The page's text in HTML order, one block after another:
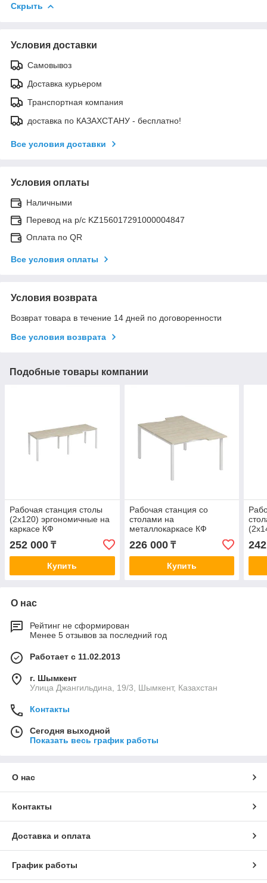
Скрыть
Условия доставки
Самовывоз
Доставка курьером
Транспортная компания
доставка по КАЗАХСТАНУ - бесплатно!
Все условия доставки
Условия оплаты
Наличными
Перевод на р/с KZ156017291000004847
Оплата по QR
Все условия оплаты
Условия возврата
Возврат товара в течение 14 дней по договоренности
Все условия возврата
Подобные товары компании
Рабочая станция столы
(2х120) эргономичные на
каркасе КФ
252 000 ₸
Купить
Рабочая станция со
столами на
металлокаркасе КФ
226 000₸
Купить
О нас
Рейтинг не сформирован
Менее 5 отзывов за последний год
Работает с 11.02.2013
г. Шымкент
Улица Джангильдина, 19/3, Шымкент, Казахстан
Контакты
Сегодня выходной
Показать весь график работы
О нас
Контакты
Доставка и оплата
График работы